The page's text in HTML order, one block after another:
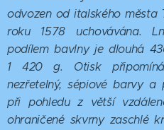
odvozen od italského
roku 1578 uchovávána.
podílem bavlny je dlouhá
1
420 g. Otisk
nezřetelný, sépiové barvy a
při pohledu z větší
ohraničené skvrny zaschlé